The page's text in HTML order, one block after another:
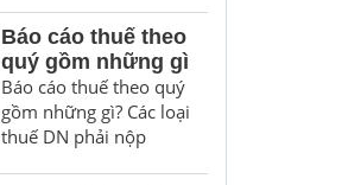
Báo cáo thuế theo
quý gồm những gì
Báo cáo thuế theo quý
gồm những gì? Các loại
thuế DN phải nộp